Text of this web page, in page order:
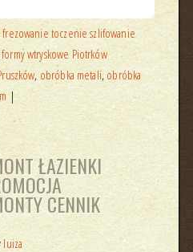
toczenie szlifowanie
formy wtryskowe Piotrków
,obróbka metali, obróbka
|
ŁAZIENKI
CENNIK
luiza